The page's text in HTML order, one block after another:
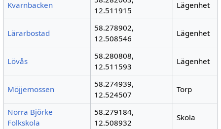
Kvarnbacken
12.511915
Lägenhet
Lärarbostad
58.278902,
12.508546
Lägenhet
Lövås
58.280808,
12.511593
Lägenhet
Möjjemossen
58.274939,
12.524507
Torp
Norra Björke
Folkskola
58.279184,
12.508932
Skola